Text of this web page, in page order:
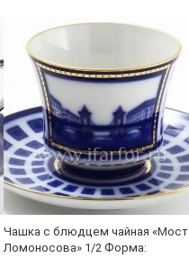
Чашка с блюдцем чайная «Мост
Ломоносова» 1/2 Форма: